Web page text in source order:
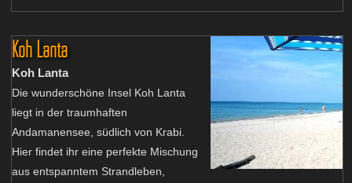
Koh Lanta
Koh Lanta
Die wunderschöne Insel Koh Lanta
liegt in der traumhaften
Andamanensee, südlich von Krabi.
Hier findet ihr eine perfekte Mischung
aus entspanntem Strandleben,